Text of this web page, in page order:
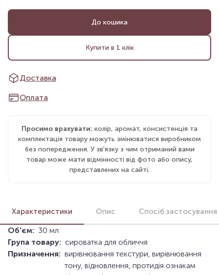
До кошика
Купити в 1 клік
Доставка
Оплата
Просимо врахувати: колір, аромат, консистенція та
комплектація товару можуть змінюватися виробником
без попередження. У зв'язку з чим отриманий вами
товар може мати відмінності від фото або опису,
представлених на сайті.
Характеристики Опис Спосіб застосування
Об'єм: 30 мл
Група товару: сироватка для обличчя
Призначення: вирівнювання текстури, вирівнювання
тону, відновлення, протидія ознакам